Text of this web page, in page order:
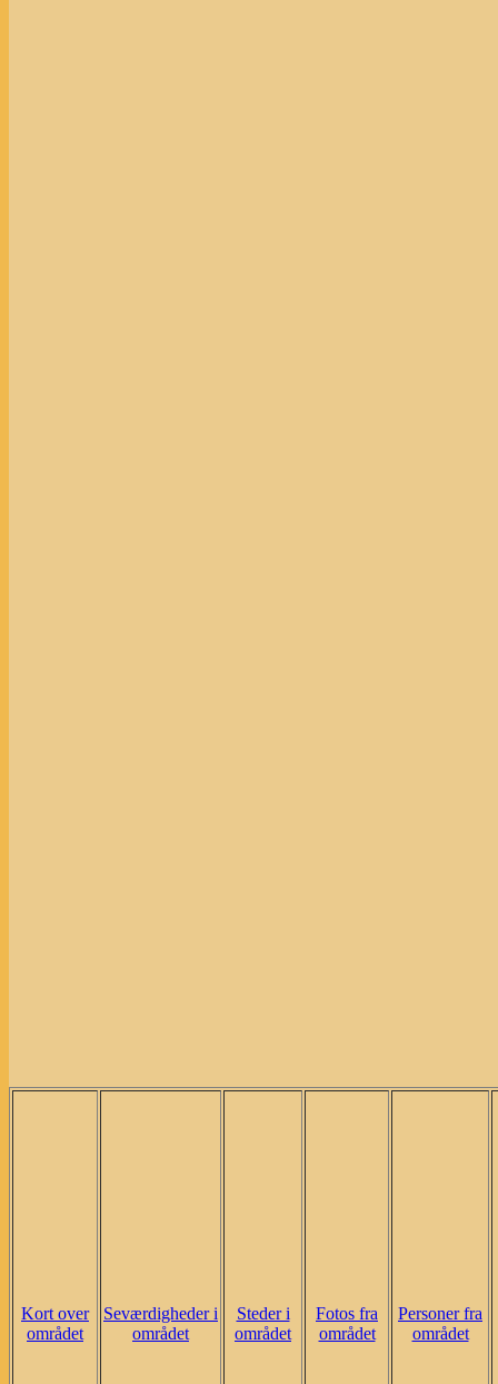
Kort over
området
Seværdigheder i
området
Steder i
området
Fotos fra
området
Personer fra
området